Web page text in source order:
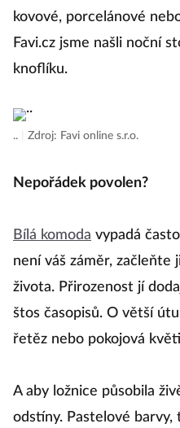
kovové, porcelánové
Favi.cz jsme našli noční
knoflíku.
.. Zdroj: Favi online s.r.o.
Nepořádek povolen?
Bílá komoda vypadá
není váš záměr, začleňte
života. Přirozenost jí
štos časopisů. O větší
řetěz nebo pokojová
A aby ložnice působila
odstíny. Pastelové barvy,